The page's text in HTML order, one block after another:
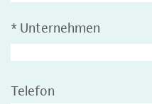
* Unternehmen
Telefon